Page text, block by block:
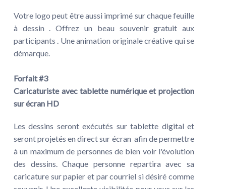
Votre logo peut être aussi imprimé sur chaque feuille
à dessin . Offrez un beau souvenir gratuit aux
participants . Une animation originale créative qui se
démarque.
Forfait #3
Caricaturiste avec tablette numérique et projection
sur écran HD
Les dessins seront exécutés sur tablette digital et
seront projetés en direct sur écran afin de permettre
à un maximum de personnes de bien voir l'évolution
des dessins. Chaque personne repartira avec sa
caricature sur papier et par courriel si désiré comme